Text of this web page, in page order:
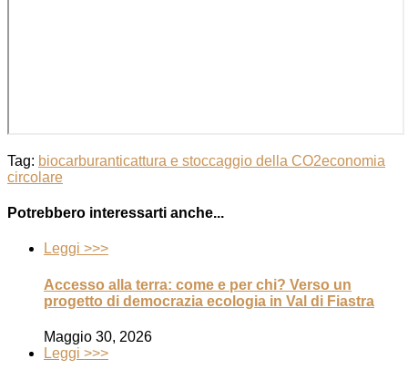
Tag: biocarburanticattura e stoccaggio della CO2economia
circolare
Potrebbero interessarti anche...
Leggi >>>
Accesso alla terra: come e per chi? Verso un
progetto di democrazia ecologia in Val di Fiastra
Maggio 30, 2026
Leggi >>>